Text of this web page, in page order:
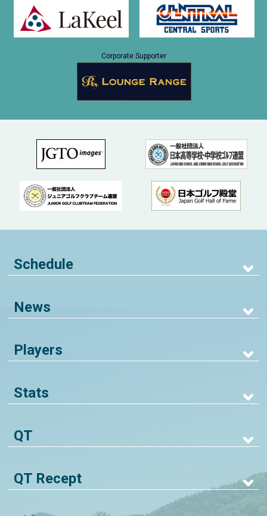
Corporate Supporter
Schedule
News
Players
Stats
QT
QT Recept